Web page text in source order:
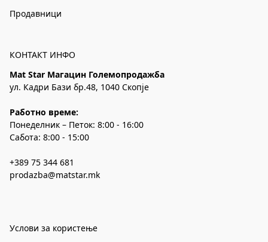
Продавници
КОНТАКТ ИНФО
Mat Star Магацин Големопродажба
ул. Кадри Бази бр.48, 1040 Скопје
Работно време:
Понеделник – Петок: 8:00 - 16:00
Сабота: 8:00 - 15:00
+389 75 344 681
prodazba@matstar.mk
Услови за користење